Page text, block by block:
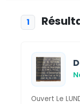
1
Ouvert Le